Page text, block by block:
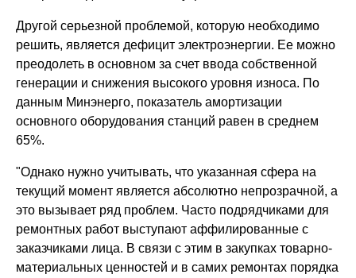
Другой серьезной проблемой, которую необходимо
решить, является дефицит электроэнергии. Ее можно
преодолеть в основном за счет ввода собственной
генерации и снижения высокого уровня износа. По
данным Минэнерго, показатель амортизации
основного оборудования станций равен в среднем
65%.
"Однако нужно учитывать, что указанная сфера на
текущий момент является абсолютно непрозрачной, а
это вызывает ряд проблем. Часто подрядчиками для
ремонтных работ выступают аффилированные с
заказчиками лица. В связи с этим в закупках товарно-
материальных ценностей и в самих ремонтах порядка